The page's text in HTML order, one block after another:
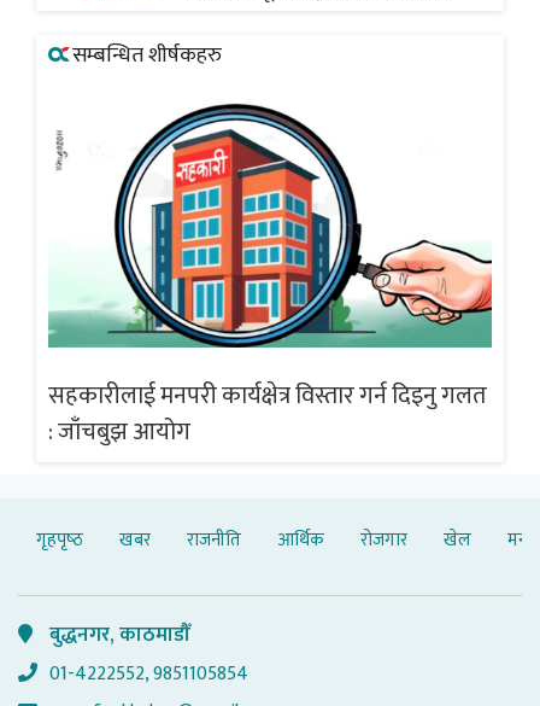
सम्बन्धित शीर्षकहरु
सहकारीलाई मनपरी कार्यक्षेत्र विस्तार गर्न दिइनु गलत
: जाँचबुझ आयोग
गृहपृष्‍ठ खबर राजनीति आर्थिक रोजगार खेल
बुद्धनगर, काठमाडौँ
01-4222552, 9851105854